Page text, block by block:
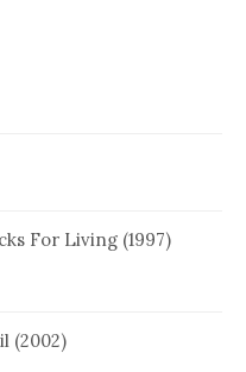
For Living (1997)
(2002)